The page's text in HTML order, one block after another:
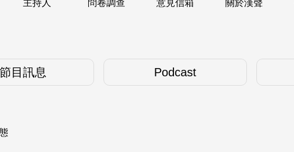
主持人 問卷調查 意見信箱 關於漢聲
節目訊息 Podcast